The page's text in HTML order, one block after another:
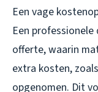
Een vage
Een
offerte, waarin
extra kosten,
opgenomen. Dit